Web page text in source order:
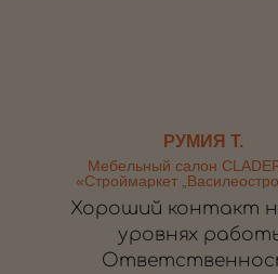
РУМИЯ Т.
Мебельный салон
«Строймаркет
Хороший контакт
уровнях